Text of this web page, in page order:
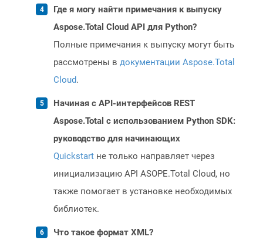
Где я могу найти примечания к выпуску
Aspose.Total Cloud API для Python?
Полные примечания к выпуску могут быть
рассмотрены в документации Aspose.Total
Cloud.
Начиная с API-интерфейсов REST
Aspose.Total с использованием Python SDK:
руководство для начинающих
Quickstart не только направляет через
инициализацию API ASOPE.Total Cloud, но
также помогает в установке необходимых
библиотек.
Что такое формат XML?